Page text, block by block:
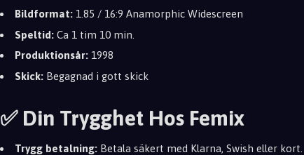
Bildformat: 1.85 / 16:9 Anamorphic Widescreen
Speltid: Ca 1 tim 10 min.
Produktionsår: 1998
Skick: Begagnad i gott skick
✅ Din Trygghet Hos Femix
Trygg betalning: Betala säkert med Klarna, Swish eller kort.